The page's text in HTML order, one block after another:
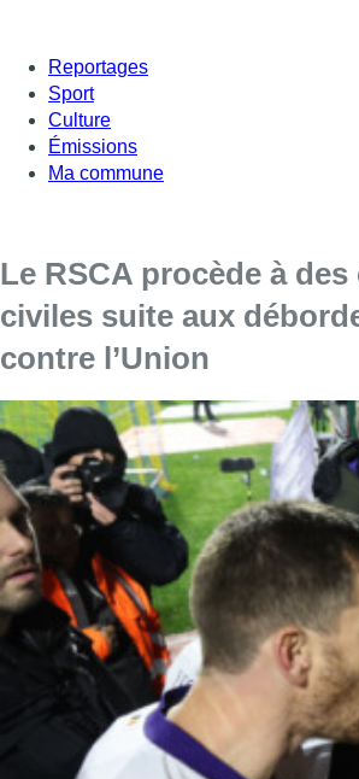
Reportages
Sport
Culture
Émissions
Ma commune
Le RSCA procède à
civiles suite aux
contre l’Union